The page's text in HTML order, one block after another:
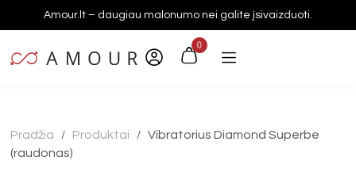
Amour.lt – daugiau malonumo nei galite įsivaizduoti.
0
Pradžia / Produktai /
Vibratorius Diamond Superbe
(raudonas)